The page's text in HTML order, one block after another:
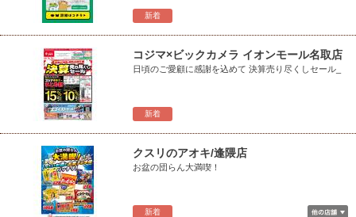
新着
新着
コジマ×ビックカメラ イオンモール名取店
日頃のご愛顧に感謝を込めて 決算売り尽くしセール_
新着
クスリのアオキ/逢隈店
お盆の団らん大満喫！